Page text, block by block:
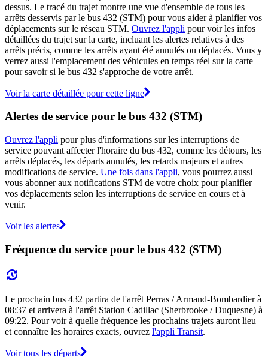
dessus. Le tracé du trajet montre une vue d'ensemble de tous les
arrêts desservis par le bus 432 (STM) pour vous aider à planifier vos
déplacements sur le réseau STM. Ouvrez l'appli pour voir les infos
détaillées du trajet sur la carte, incluant les alertes relatives à des
arrêts précis, comme les arrêts ayant été annulés ou déplacés. Vous y
verrez aussi l'emplacement des véhicules en temps réel sur la carte
pour savoir si le bus 432 s'approche de votre arrêt.
Voir la carte détaillée pour cette ligne
Alertes de service pour le bus 432 (STM)
Ouvrez l'appli pour plus d'informations sur les interruptions de
service pouvant affecter l'horaire du bus 432, comme les détours, les
arrêts déplacés, les départs annulés, les retards majeurs et autres
modifications de service. Une fois dans l'appli, vous pourrez aussi
vous abonner aux notifications STM de votre choix pour planifier
vos déplacements selon les interruptions de service en cours et à
venir.
Voir les alertes
Fréquence du service pour le bus 432 (STM)
Le prochain bus 432 partira de l'arrêt Perras / Armand-Bombardier à
08:37 et arrivera à l'arrêt Station Cadillac (Sherbrooke / Duquesne) à
09:22. Pour voir à quelle fréquence les prochains trajets auront lieu
et connaître les horaires exacts, ouvrez l'appli Transit.
Voir tous les départs